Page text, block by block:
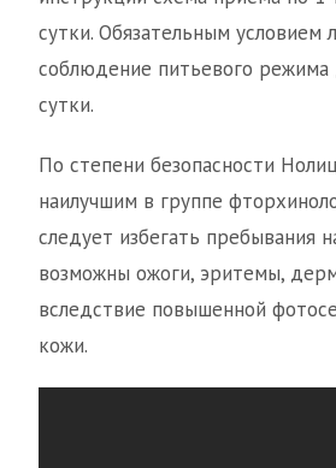
сутки. Обязательным условием
соблюдение питьевого
сутки.
По степени безопасности
наилучшим в группе
следует избегать пребывания
возможны ожоги, эритемы,
вследствие повышенной
кожи.